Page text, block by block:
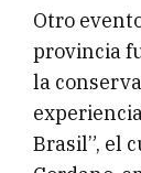
Otro
provincia
la
Brasil”, el